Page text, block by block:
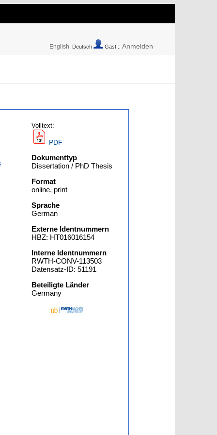
English Deutsch Gast :: Anmelden
Volltext:
PDF
Dokumenttyp
Dissertation / PhD Thesis
Format
online, print
Sprache
German
Externe Identnummern
HBZ: HT016016154
Interne Identnummern
RWTH-CONV-113503
Datensatz-ID: 51191
Beteiligte Länder
Germany